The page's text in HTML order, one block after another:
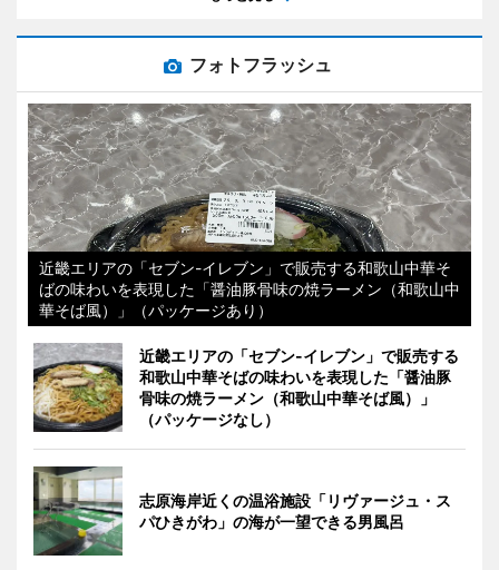
フォトフラッシュ
近畿エリアの「セブン-イレブン」で販売する和歌山中華そ
ばの味わいを表現した「醤油豚骨味の焼ラーメン（和歌山中
華そば風）」（パッケージあり）
近畿エリアの「セブン-イレブン」で販売する
和歌山中華そばの味わいを表現した「醤油豚
骨味の焼ラーメン（和歌山中華そば風）」
（パッケージなし）
志原海岸近くの温浴施設「リヴァージュ・ス
パひきがわ」の海が一望できる男風呂